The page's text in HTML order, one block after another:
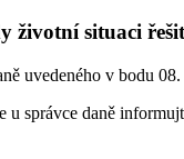
životní situaci řešit
uvedeného v bodu 08.
u správce daně